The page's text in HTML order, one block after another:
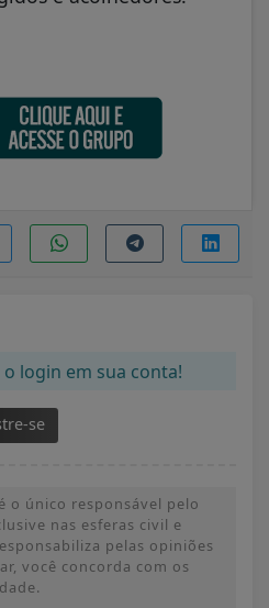
login em sua conta!
se
o único responsável pelo
nas esferas civil e
pelas opiniões
você concorda com os